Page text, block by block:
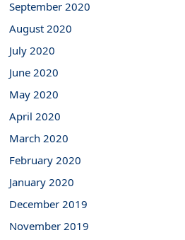
September 2020
August 2020
July 2020
June 2020
May 2020
April 2020
March 2020
February 2020
January 2020
December 2019
November 2019